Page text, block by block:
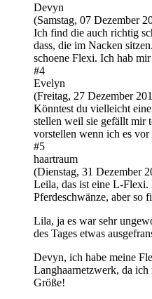
Devyn
(Samstag, 07 Dezember
Ich find die auch richtig
dass, die im Nacken
schoene Flexi. Ich hab
#4
Evelyn
(Freitag, 27 Dezember
Könntest du vielleicht
stellen weil sie gefällt mir
vorstellen wenn ich es
#5
haartraum
(Dienstag, 31 Dezember
Leila, das ist eine L-
Pferdeschwänze, aber so
Lila, ja es war sehr
des Tages etwas
Devyn, ich habe meine
Langhaarnetzwerk, da
Größe!